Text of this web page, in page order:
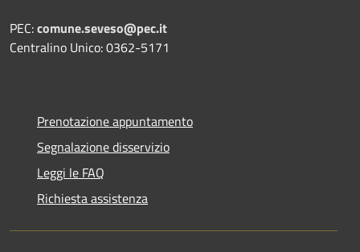
PEC:comune.seveso@pec.it
Centralino Unico: 0362-5171
Prenotazione appuntamento
Segnalazione disservizio
Leggi le FAQ
Richiesta assistenza